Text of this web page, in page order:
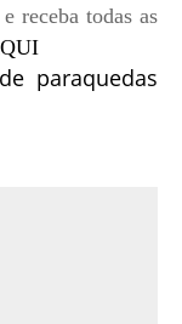
receba todas as
paraquedas